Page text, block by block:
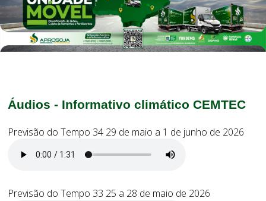
Áudios - Informativo climático CEMTEC
Previsão do Tempo 34 29 de maio a 1 de junho de 2026
Previsão do Tempo 33 25 a 28 de maio de 2026